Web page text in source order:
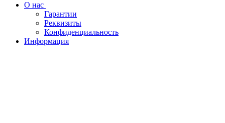
О нас
Гарантии
Реквизиты
Конфиденциальность
Информация